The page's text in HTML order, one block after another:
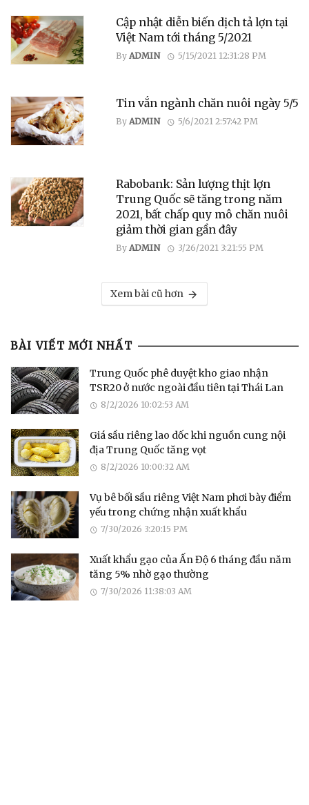
Cập nhật diễn biến dịch tả lợn tại
Việt Nam tới tháng 5/2021
By ADMIN 5/15/2021 12:31:28 PM
Tin vắn ngành chăn nuôi ngày 5/5
By ADMIN 5/6/2021 2:57:42 PM
Rabobank: Sản lượng thịt lợn
Trung Quốc sẽ tăng trong năm
2021, bất chấp quy mô chăn nuôi
giảm thời gian gần đây
By ADMIN 3/26/2021 3:21:55 PM
Xem bài cũ hơn
BÀI VIẾT MỚI NHẤT
Trung Quốc phê duyệt kho giao nhận
TSR20 ở nước ngoài đầu tiên tại Thái Lan
8/2/2026 10:02:53 AM
Giá sầu riêng lao dốc khi nguồn cung nội
địa Trung Quốc tăng vọt
8/2/2026 10:00:32 AM
Vụ bê bối sầu riêng Việt Nam phơi bày điểm
yếu trong chứng nhận xuất khẩu
7/30/2026 3:20:15 PM
Xuất khẩu gạo của Ấn Độ 6 tháng đầu năm
tăng 5% nhờ gạo thường
7/30/2026 11:38:03 AM